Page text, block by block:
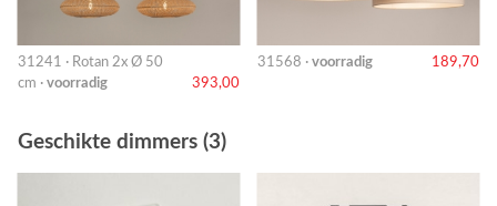
31241 · Rotan 2x Ø 50
cm · voorradig 393,00
31568 · voorradig 189,70
Geschikte dimmers (3)